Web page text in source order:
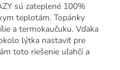
sú zateplené 100%
teplotám. Topánky
a termokaučuku. Vďaka
lýtka nastaviť pre
toto riešenie uľahčí a